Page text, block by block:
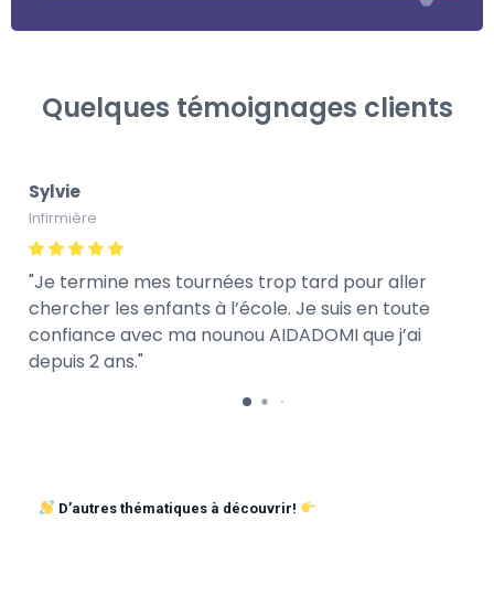
Quelques témoignages clients
Sylvie
Infirmière
Je termine mes tournées trop tard pour aller
chercher les enfants à l’école. Je suis en toute
confiance avec ma nounou AIDADOMI que j’ai
depuis 2 ans.
D’autres thématiques à découvrir!